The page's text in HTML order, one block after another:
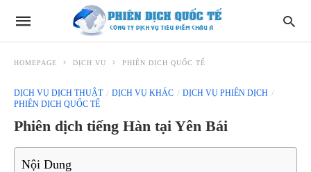
HOMEPAGE DỊCH VỤ PHIÊN DỊCH QUỐC TẾ
DỊCH VỤ DỊCH THUẬT DỊCH VỤ KHÁC
DỊCH VỤ PHIÊN DỊCH
PHIÊN DỊCH QUỐC TẾ
Phiên dịch tiếng Hàn tại Yên Bái
Nội Dung